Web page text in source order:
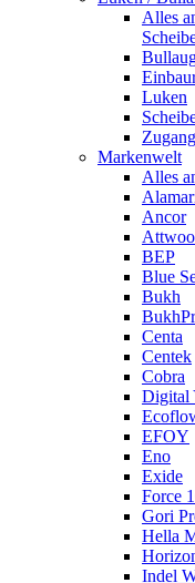
Alles
Luken
Markenwelt
Alles
Ancor
BEP
Blue
Bukh
Centa
Centek
Cobra
Digital
EFOY
Eno
Exide
Force
Gori
Hella
Indel